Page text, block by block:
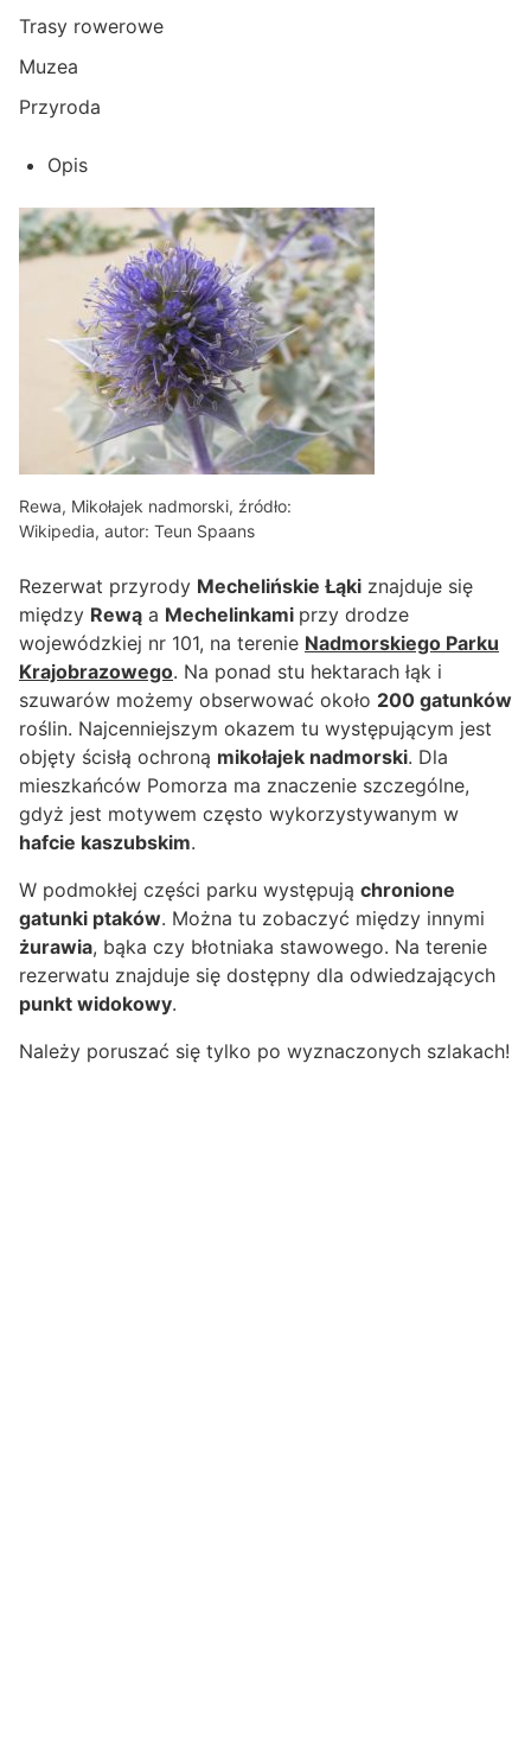
Trasy rowerowe
Muzea
Przyroda
Opis
Rewa, Mikołajek nadmorski, źródło:
Wikipedia, autor: Teun Spaans
Rezerwat przyrody Mechelińskie Łąki znajduje się
między Rewą a Mechelinkami przy drodze
wojewódzkiej nr 101, na terenie Nadmorskiego Parku
Krajobrazowego. Na ponad stu hektarach łąk i
szuwarów możemy obserwować około 200 gatunków
roślin. Najcenniejszym okazem tu występującym jest
objęty ścisłą ochroną mikołajek nadmorski. Dla
mieszkańców Pomorza ma znaczenie szczególne,
gdyż jest motywem często wykorzystywanym w
hafcie kaszubskim.
W podmokłej części parku występują chronione
gatunki ptaków. Można tu zobaczyć między innymi
żurawia, bąka czy błotniaka stawowego. Na terenie
rezerwatu znajduje się dostępny dla odwiedzających
punkt widokowy.
Należy poruszać się tylko po wyznaczonych szlakach!